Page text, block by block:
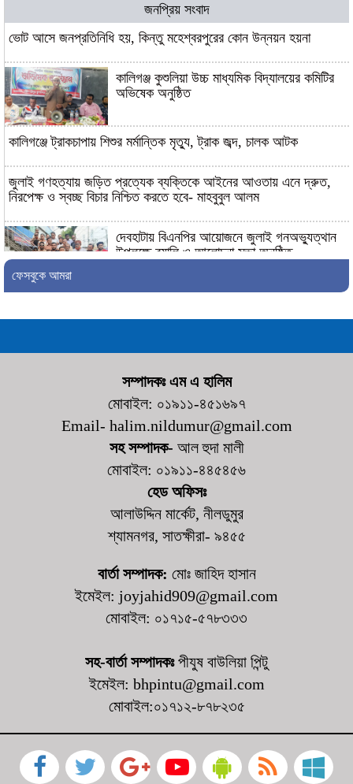
জনপ্রিয় সংবাদ
ভোট আসে জনপ্রতিনিধি হয়, কিন্তু মহেশ্বরপুরের কোন উন্নয়ন হয়না
কালিগঞ্জ কুশুলিয়া উচ্চ মাধ্যমিক বিদ্যালয়ের কমিটির
অভিষেক অনুষ্ঠিত
কালিগঞ্জে ট্রাকচাপায় শিশুর মর্মান্তিক মৃত্যু, ট্রাক জব্দ, চালক আটক
জুলাই গণহত্যায় জড়িত প্রত্যেক ব্যক্তিকে আইনের আওতায় এনে দ্রুত,
নিরপেক্ষ ও স্বচ্ছ বিচার নিশ্চিত করতে হবে- মাহবুবুল আলম
দেবহাটায় বিএনপির আয়োজনে জুলাই গনঅভ্যুত্থান
উপলক্ষে র‍্যালি ও আলোচনা সভা অনুষ্ঠিত
আলোচনা সভা
শ্যামনগরে জামায়াতের গণমিছিল ও বিক্ষোভ সমাবেশ
কালিগঞ্জের ভ্রাম্যমাণ আদালতের অভিযান: ৫টি
প্রতিষ্ঠানে জরিমানা
কালিগঞ্জে চেয়ারম্যান পদপ্রার্থী শেখ আলমগীর
হোসেনের নিজস্ব অর্থায়নে খালের ওপর বাঁশের সাঁকো
নির্মাণ
কালিগঞ্জে দুর্নীতি প্রতিরোধ বিষয়ক বিতর্ক
প্রতিযোগিতায় চ্যাম্পিয়ন নলতা মাধ্যমিক বিদ্যালয়
ফেসবুকে আমরা
সম্পাদকঃ এম এ হালিম
মোবাইল: ০১৯১১-৪৫১৬৯৭
Email- halim.nildumur@gmail.com
সহ সম্পাদক- আল হুদা মালী
মোবাইল: ০১৯১১-৪৪৫৪৫৬
হেড অফিসঃ
আলাউদ্দিন মার্কেট, নীলডুমুর
শ্যামনগর, সাতক্ষীরা- ৯৪৫৫
বার্তা সম্পাদক: মোঃ জাহিদ হাসান
ইমেইল: joyjahid909@gmail.com
মোবাইল: ০১৭১৫-৫৭৮৩৩৩
সহ-বার্তা সম্পাদকঃপীযুষ বাউলিয়া পিন্টু
ইমেইল: bhpintu@gmail.com
মোবাইল:০১৭১২-৮৭৮২৩৫